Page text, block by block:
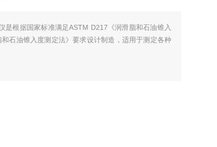
是根据国家标准满足ASTM D217《润滑脂和石油锥入
石油锥入度测定法》要求设计制造，适用于测定各种